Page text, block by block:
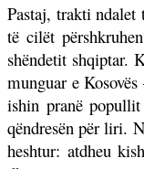
Pastaj, trakti ndalet
të cilët
shëndetit shqiptar.
munguar e
ishin pranë
qëndresën për liri.
heshtur: atdheu